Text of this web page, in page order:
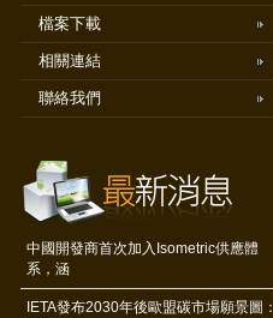
檔案下載
相關連結
聯絡我們
中國開發商首次加入Isometric供應體
系，涵
IETA發布2030年後歐盟碳市場願景圖：